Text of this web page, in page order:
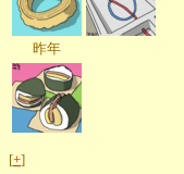
昨年
[+]